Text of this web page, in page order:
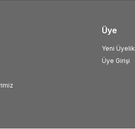
Üye
Yeni Üyelik
Üye Girişi